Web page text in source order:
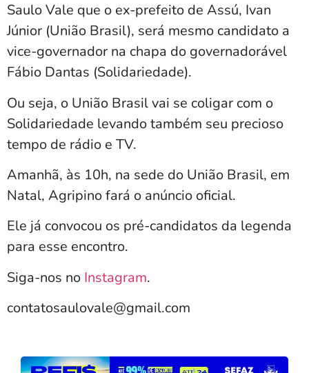
Saulo Vale que o ex-prefeito de Assú, Ivan
Júnior (União Brasil), será mesmo candidato a
vice-governador na chapa do governadorável
Fábio Dantas (Solidariedade).
Ou seja, o União Brasil vai se coligar com o
Solidariedade levando também seu precioso
tempo de rádio e TV.
Amanhã, às 10h, na sede do União Brasil, em
Natal, Agripino fará o anúncio oficial.
Ele já convocou os pré-candidatos da legenda
para esse encontro.
Siga-nos no Instagram.
contatosaulovale@gmail.com